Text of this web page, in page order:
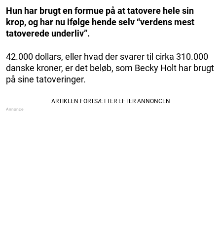
Hun har brugt en formue på at tatovere hele sin
krop, og har nu ifølge hende selv “verdens mest
tatoverede underliv”.
42.000 dollars, eller hvad der svarer til cirka 310.000
danske kroner, er det beløb, som Becky Holt har brugt
på sine tatoveringer.